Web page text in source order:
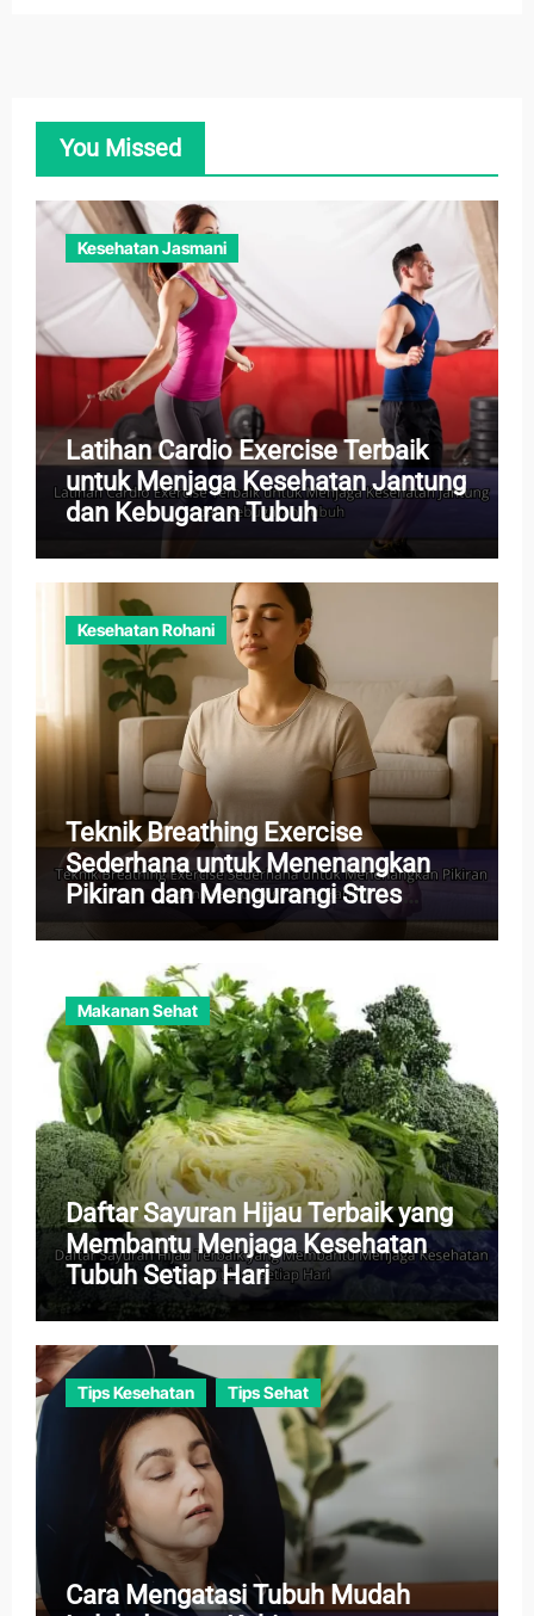
You Missed
Kesehatan Jasmani
Latihan Cardio Exercise Terbaik
untuk Menjaga Kesehatan Jantung
dan Kebugaran Tubuh
Kesehatan Rohani
Teknik Breathing Exercise
Sederhana untuk Menenangkan
Pikiran dan Mengurangi Stres
Harian
Makanan Sehat
Daftar Sayuran Hijau Terbaik yang
Membantu Menjaga Kesehatan
Tubuh Setiap Hari
Tips Kesehatan Tips Sehat
Cara Mengatasi Tubuh Mudah